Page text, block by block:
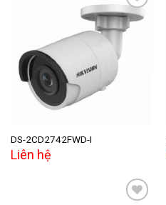
wishlist
DS-2CD2742FWD-I
Liên hệ